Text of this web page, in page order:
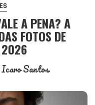
A PENA? A
FOTOS DE
2026
Icaro Santos